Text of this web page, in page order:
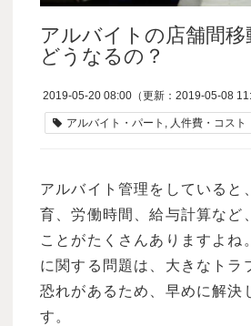
アルバイトの店舗間移
どうなるの？
2019-05-20 08:00 （更新： 2019-05-08
アルバイト・パート 人件費・コスト
アルバイト管理をしていると
育、労働時間、給与計算など
ことがたくさんありますよね
に関する問題は、大きなトラ
恐れがあるため、早めに解決
す。